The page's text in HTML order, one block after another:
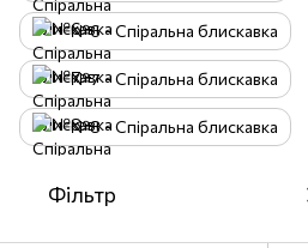
№6 - Спіральна блискавка
№7 - Спіральна блискавка
№8 - Спіральна блискавка
Фільтр